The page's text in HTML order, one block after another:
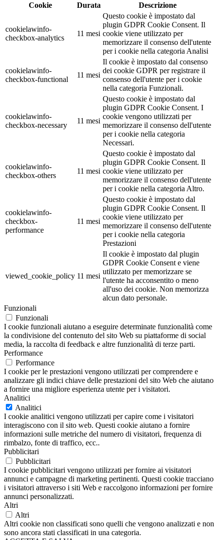
Cookie
Durata Descrizione
cookielawinfo-
checkbox-analytics
11 mesi
Questo cookie è impostato dal
plugin GDPR Cookie Consent. Il
cookie viene utilizzato per
memorizzare il consenso dell'utente
per i cookie nella categoria Analisi
cookielawinfo-
checkbox-functional
11 mesi
Il cookie è impostato dal consenso
dei cookie GDPR per registrare il
consenso dell'utente per i cookie
nella categoria Funzionali.
cookielawinfo-
checkbox-necessary
11 mesi
Questo cookie è impostato dal
plugin GDPR Cookie Consent. I
cookie vengono utilizzati per
memorizzare il consenso dell'utente
per i cookie nella categoria
Necessari.
cookielawinfo-
checkbox-others
11 mesi
Questo cookie è impostato dal
plugin GDPR Cookie Consent. Il
cookie viene utilizzato per
memorizzare il consenso dell'utente
per i cookie nella categoria Altro.
cookielawinfo-
checkbox-
performance
11 mesi
Questo cookie è impostato dal
plugin GDPR Cookie Consent. Il
cookie viene utilizzato per
memorizzare il consenso dell'utente
per i cookie nella categoria
Prestazioni
viewed_cookie_policy 11 mesi
Il cookie è impostato dal plugin
GDPR Cookie Consent e viene
utilizzato per memorizzare se
l'utente ha acconsentito o meno
all'uso dei cookie. Non memorizza
alcun dato personale.
Funzionali
Funzionali
I cookie funzionali aiutano a eseguire determinate funzionalità come
la condivisione del contenuto del sito Web su piattaforme di social
media, la raccolta di feedback e altre funzionalità di terze parti.
Performance
Performance
I cookie per le prestazioni vengono utilizzati per comprendere e
analizzare gli indici chiave delle prestazioni del sito Web che aiutano
a fornire una migliore esperienza utente per i visitatori.
Analitici
Analitici
I cookie analitici vengono utilizzati per capire come i visitatori
interagiscono con il sito web. Questi cookie aiutano a fornire
informazioni sulle metriche del numero di visitatori, frequenza di
rimbalzo, fonte di traffico, ecc..
Pubblicitari
Pubblicitari
I cookie pubblicitari vengono utilizzati per fornire ai visitatori
annunci e campagne di marketing pertinenti. Questi cookie tracciano
i visitatori attraverso i siti Web e raccolgono informazioni per fornire
annunci personalizzati.
Altri
Altri
Altri cookie non classificati sono quelli che vengono analizzati e non
sono ancora stati classificati in una categoria.